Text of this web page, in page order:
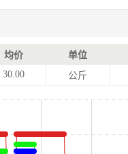
均价 单位
30.00 公斤